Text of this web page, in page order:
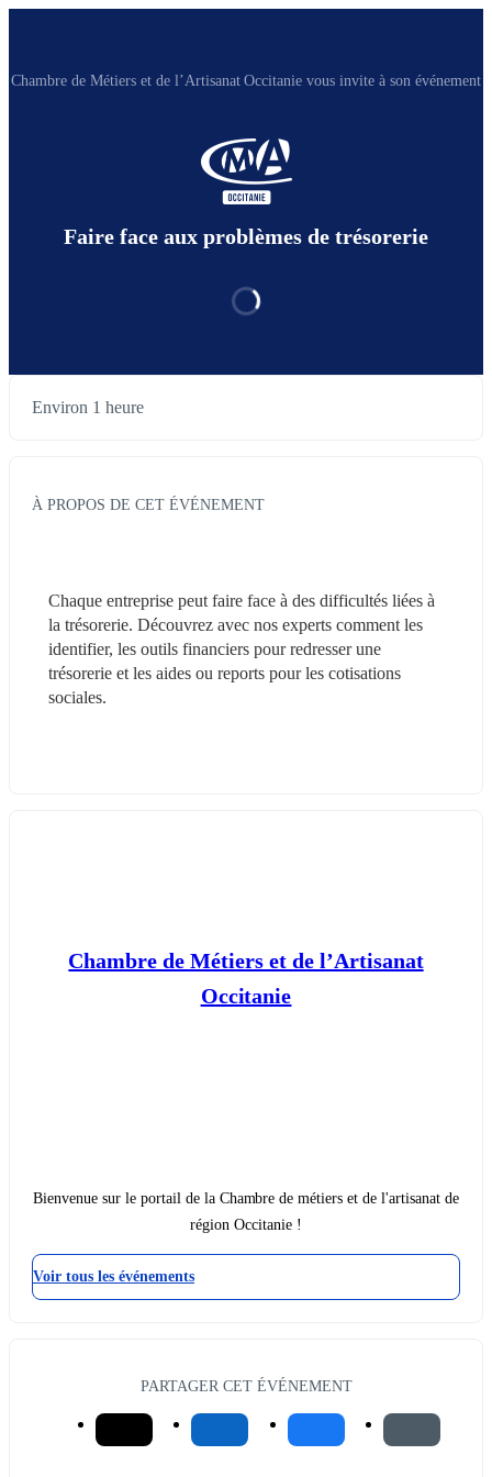
Chambre de Métiers et de l’Artisanat Occitanie vous invite à son événement
Faire face aux problèmes de trésorerie
Environ 1 heure
À PROPOS DE CET ÉVÉNEMENT
Chaque entreprise peut faire face à des difficultés liées à
la trésorerie. Découvrez avec nos experts comment les
identifier, les outils financiers pour redresser une
trésorerie et les aides ou reports pour les cotisations
sociales.
Chambre de Métiers et de l’Artisanat
Occitanie
Bienvenue sur le portail de la Chambre de métiers et de l'artisanat de
région Occitanie !
Voir tous les événements
PARTAGER CET ÉVÉNEMENT